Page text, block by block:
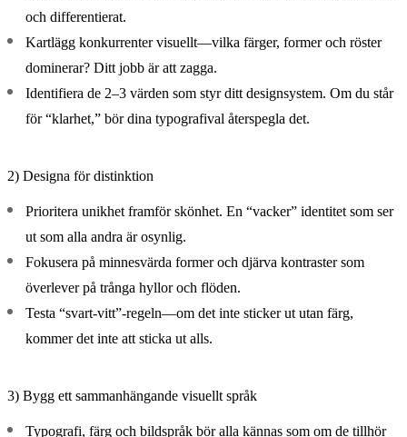
och differentierat.
Kartlägg konkurrenter visuellt—vilka färger, former och röster
dominerar? Ditt jobb är att zagga.
Identifiera de 2–3 värden som styr ditt designsystem. Om du står
för “klarhet,” bör dina typografival återspegla det.
2) Designa för distinktion
Prioritera unikhet framför skönhet. En “vacker” identitet som ser
ut som alla andra är osynlig.
Fokusera på minnesvärda former och djärva kontraster som
överlever på trånga hyllor och flöden.
Testa “svart-vitt”-regeln—om det inte sticker ut utan färg,
kommer det inte att sticka ut alls.
3) Bygg ett sammanhängande visuellt språk
Typografi, färg och bildspråk bör alla kännas som om de tillhör